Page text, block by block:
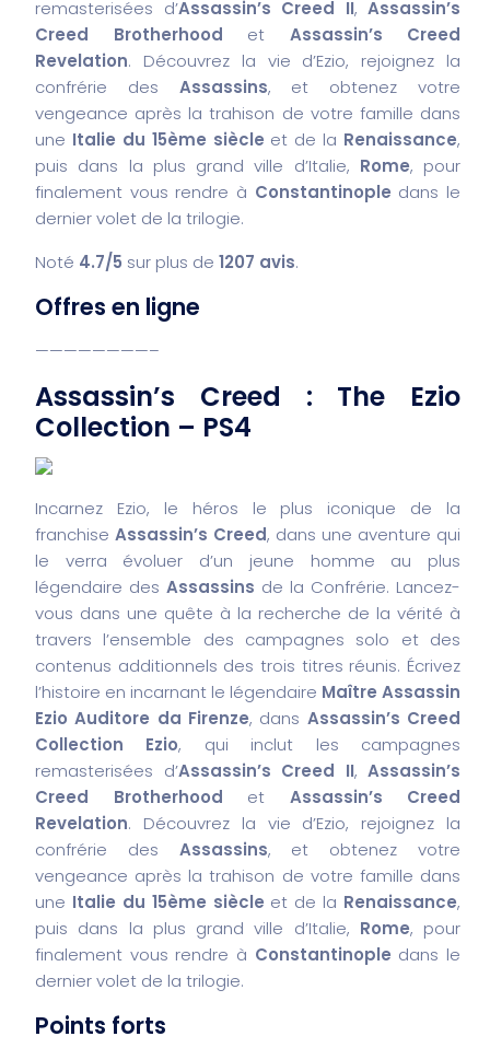
remasterisées d’Assassin’s Creed II, Assassin’s
Creed Brotherhood et Assassin’s Creed
Revelation. Découvrez la vie d’Ezio, rejoignez la
confrérie des Assassins, et obtenez votre
vengeance après la trahison de votre famille dans
une Italie du 15ème siècle et de la Renaissance,
puis dans la plus grand ville d’Italie, Rome, pour
finalement vous rendre à Constantinople dans le
dernier volet de la trilogie.
Noté 4.7/5 sur plus de 1207 avis.
Offres en ligne
————————–
Assassin’s Creed : The Ezio
Collection – PS4
Incarnez Ezio, le héros le plus iconique de la
franchise Assassin’s Creed, dans une aventure qui
le verra évoluer d’un jeune homme au plus
légendaire des Assassins de la Confrérie. Lancez-
vous dans une quête à la recherche de la vérité à
travers l’ensemble des campagnes solo et des
contenus additionnels des trois titres réunis. Écrivez
l’histoire en incarnant le légendaire Maître Assassin
Ezio Auditore da Firenze, dans Assassin’s Creed
Collection Ezio, qui inclut les campagnes
remasterisées d’Assassin’s Creed II, Assassin’s
Creed Brotherhood et Assassin’s Creed
Revelation. Découvrez la vie d’Ezio, rejoignez la
confrérie des Assassins, et obtenez votre
vengeance après la trahison de votre famille dans
une Italie du 15ème siècle et de la Renaissance,
puis dans la plus grand ville d’Italie, Rome, pour
finalement vous rendre à Constantinople dans le
dernier volet de la trilogie.
Points forts